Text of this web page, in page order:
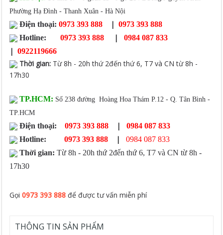
Phường Hạ Đình - Thanh Xuân - Hà Nội
Điện thoại: 0973 393 888 |
0973 393 888
Hotline:
0973 393 888 | 0984 087 833
| 0922119666
Thời gian: Từ 8h - 20h thứ 2đến thứ 6, T7 và CN từ 8h -
17h30
TP.HCM: Số 238 đường Hoàng Hoa Thám P.12 - Q. Tân Bình -
TP.HCM
Điện thoại: 0973 393 888 |
0984 087 833
Hotline:
0973 393 888 |
0984 087 833
Thời gian: Từ 8h - 20h thứ 2đến thứ 6, T7 và CN từ 8h -
17h30
Gọi0973 393 888 để được tư vấn miễn phí
THÔNG TIN SẢN PHẨM